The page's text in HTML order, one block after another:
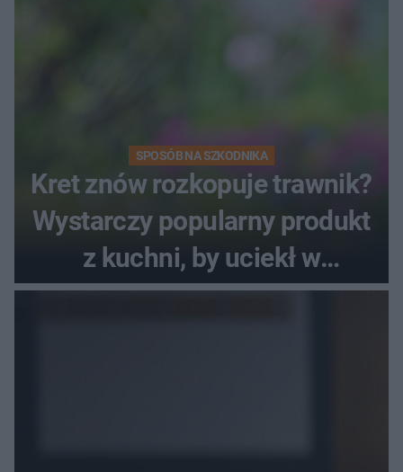
SPOSÓB NA SZKODNIKA
Kret znów rozkopuje trawnik?
Wystarczy popularny produkt
z kuchni, by uciekł w
popłochu